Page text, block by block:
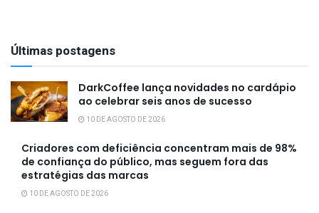
Últimas postagens
DarkCoffee lança novidades no cardápio
ao celebrar seis anos de sucesso
10 DE AGOSTO DE 2026
Criadores com deficiência concentram mais de 98%
de confiança do público, mas seguem fora das
estratégias das marcas
10 DE AGOSTO DE 2026